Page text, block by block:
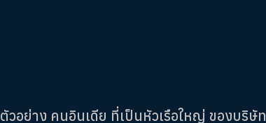
วอย่าง คนอินเดีย ที่เป็นหัวเรือใหญ่ ของบริษัท